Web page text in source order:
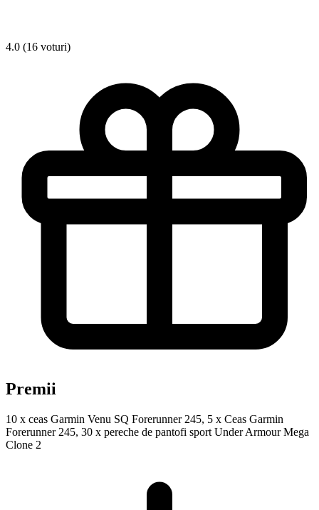
4.0 (16 voturi)
Premii
10 x ceas Garmin Venu SQ Forerunner 245, 5 x Ceas Garmin
Forerunner 245, 30 x pereche de pantofi sport Under Armour Mega
Clone 2